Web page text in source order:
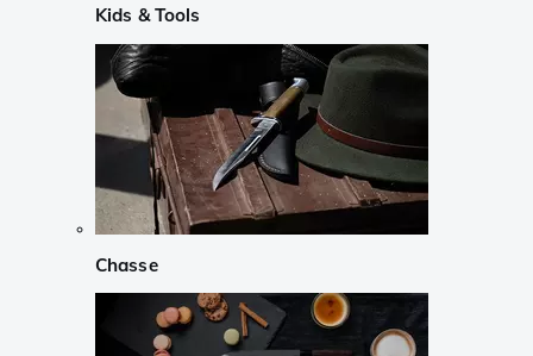
Kids & Tools
Chasse